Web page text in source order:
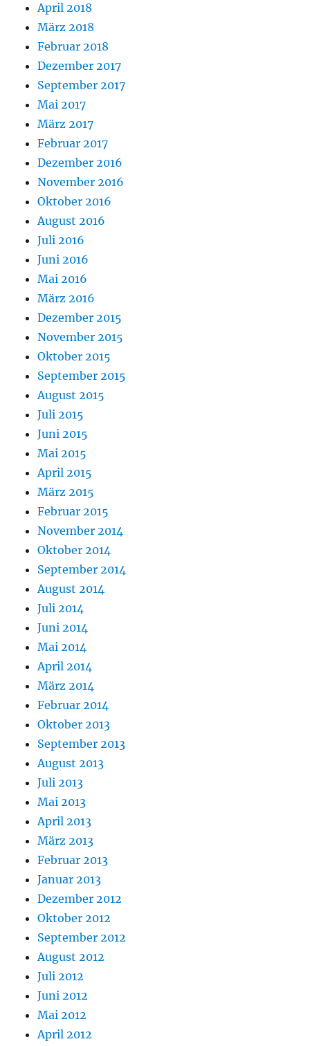
April 2018
März 2018
Februar 2018
Dezember 2017
September 2017
Mai 2017
März 2017
Februar 2017
Dezember 2016
November 2016
Oktober 2016
August 2016
Juli 2016
Juni 2016
Mai 2016
März 2016
Dezember 2015
November 2015
Oktober 2015
September 2015
August 2015
Juli 2015
Juni 2015
Mai 2015
April 2015
März 2015
Februar 2015
November 2014
Oktober 2014
September 2014
August 2014
Juli 2014
Juni 2014
Mai 2014
April 2014
März 2014
Februar 2014
Oktober 2013
September 2013
August 2013
Juli 2013
Mai 2013
April 2013
März 2013
Februar 2013
Januar 2013
Dezember 2012
Oktober 2012
September 2012
August 2012
Juli 2012
Juni 2012
Mai 2012
April 2012